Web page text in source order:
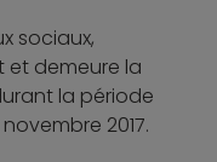
sociaux,
et demeure la
la période
2017.